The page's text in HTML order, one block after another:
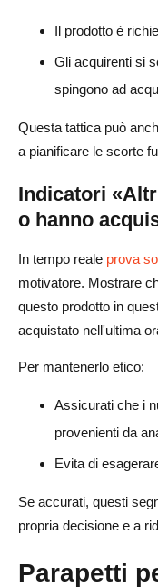
Il prodotto è
Gli acquirenti si
spingono ad
Questa tattica può
a pianificare le scorte
Indicatori
o hanno
In tempo reale prova
motivatore. Mostrare
questo prodotto in
acquistato nell'ultima
Per mantenerlo etico:
Assicurati che i
provenienti da
Evita di
Se accurati, questi
propria decisione e a
Parapetti